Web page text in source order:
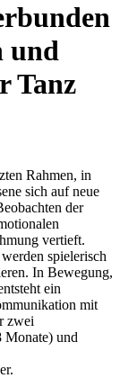
und
Tanz
Rahmen, in
sich auf neue
der
vertieft.
spielerisch
In Bewegung,
ein
mit
zwei
Monate) und